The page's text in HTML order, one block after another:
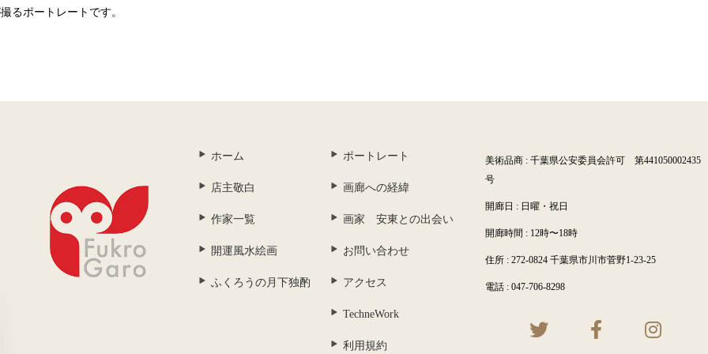
るポートレートです。
ホーム
店主敬白
作家一覧
開運風水絵画
ふくろうの月下独酌
ポートレート
画廊への経緯
画家 安東との出会い
お問い合わせ
アクセス
TechneWork
利用規約
美術品商 : 千葉県公安委員会許可 第441050002435
号
開廊日 : 日曜・祝日
開廊時間 : 12時〜18時
住所 : 272-0824 千葉県市川市菅野1-23-25
電話 : 047-706-8298